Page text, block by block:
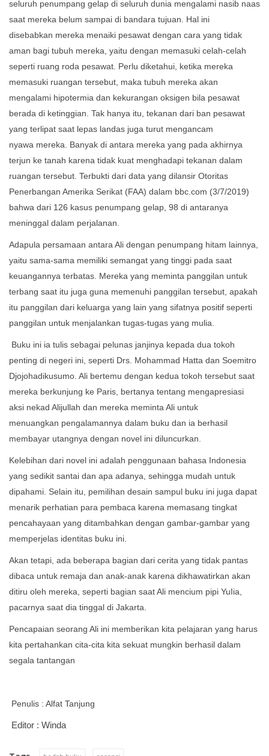
seluruh penumpang gelap di seluruh dunia mengalami nasib naas
saat mereka belum sampai di bandara tujuan. Hal ini
disebabkan mereka menaiki pesawat dengan cara yang tidak
aman bagi tubuh mereka, yaitu dengan memasuki celah-celah
seperti ruang roda pesawat. Perlu diketahui, ketika mereka
memasuki ruangan tersebut, maka tubuh mereka akan
mengalami hipotermia dan kekurangan oksigen bila pesawat
berada di ketinggian. Tak hanya itu, tekanan dari ban pesawat
yang terlipat saat lepas landas juga turut mengancam
nyawa mereka. Banyak di antara mereka yang pada akhirnya
terjun ke tanah karena tidak kuat menghadapi tekanan dalam
ruangan tersebut. Terbukti dari data yang dilansir Otoritas
Penerbangan Amerika Serikat (FAA) dalam bbc.com (3/7/2019)
bahwa dari 126 kasus penumpang gelap, 98 di antaranya
meninggal dalam perjalanan.
Adapula persamaan antara Ali dengan penumpang hitam lainnya,
yaitu sama-sama memiliki semangat yang tinggi pada saat
keuangannya terbatas. Mereka yang meminta panggilan untuk
terbang saat itu juga guna memenuhi panggilan tersebut, apakah
itu panggilan dari keluarga yang lain yang sifatnya positif seperti
panggilan untuk menjalankan tugas-tugas yang mulia.
Buku ini ia tulis sebagai pelunas janjinya kepada dua tokoh
penting di negeri ini, seperti Drs. Mohammad Hatta dan Soemitro
Djojohadikusumo. Ali bertemu dengan kedua tokoh tersebut saat
mereka berkunjung ke Paris, bertanya tentang mengapresiasi
aksi nekad Alijullah dan mereka meminta Ali untuk
menuangkan pengalamannya dalam buku dan ia berhasil
membayar utangnya dengan novel ini diluncurkan.
Kelebihan dari novel ini adalah penggunaan bahasa Indonesia
yang sedikit santai dan apa adanya, sehingga mudah untuk
dipahami. Selain itu, pemilihan desain sampul buku ini juga dapat
menarik perhatian para pembaca karena memasang tingkat
pencahayaan yang ditambahkan dengan gambar-gambar yang
memperjelas identitas buku ini.
Akan tetapi, ada beberapa bagian dari cerita yang tidak pantas
dibaca untuk remaja dan anak-anak karena dikhawatirkan akan
ditiru oleh mereka, seperti bagian saat Ali mencium pipi YuIia,
pacarnya saat dia tinggal di Jakarta.
Pencapaian seorang Ali ini memberikan kita pelajaran yang harus
kita pertahankan cita-cita kita sekuat mungkin berhasil dalam
segala tantangan
Penulis : Alfat Tanjung
Editor : Winda